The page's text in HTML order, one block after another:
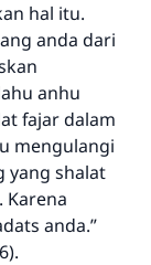
hal itu.
anda dari
anhu
fajar dalam
mengulangi
yang shalat
Karena
anda.”